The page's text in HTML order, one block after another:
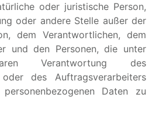
oder juristische Person,
oder andere Stelle außer der
dem Verantwortlichen, dem
und den Personen, die unter
Verantwortung des
des Auftragsverarbeiters
Daten zu